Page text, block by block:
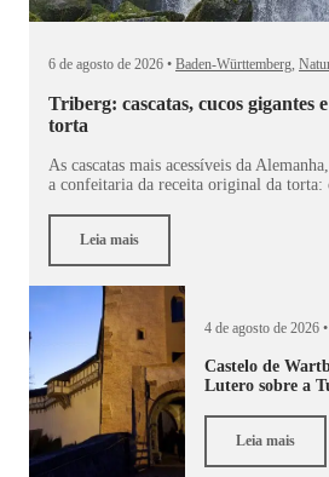
6 de agosto de 2026 • Baden-Württemberg,
Triberg: cascatas, cucos gigantes
torta
As cascatas mais acessíveis da
a confeitaria da receita original da torta:
Leia mais
4 de agosto de 2026 •
Castelo de
Lutero sobre a
Leia mais